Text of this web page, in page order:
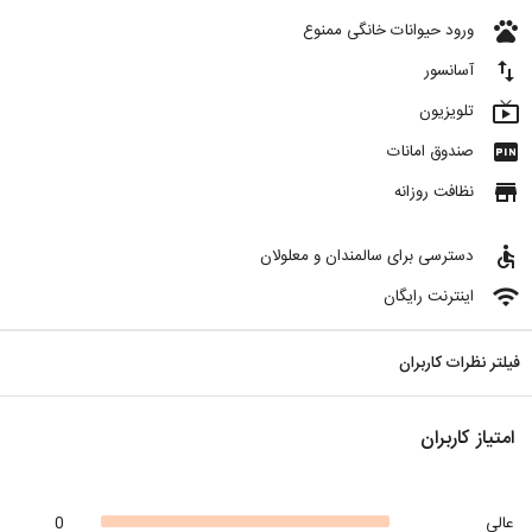
pets ورود حیوانات خانگی ممنوع
import_export آسانسور
live_tv تلویزیون
fiber_pin صندوق امانات
store نظافت روزانه
accessible دسترسی برای سالمندان و معلولان
wifi اینترنت رایگان
فیلتر نظرات کاربران
امتیاز کاربران
0
عالی